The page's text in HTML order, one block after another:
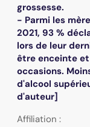
grossesse.
- Parmi les
2021, 93 %
lors de leur
être enceinte
occasions.
d'alcool
d'auteur]
Affiliation :